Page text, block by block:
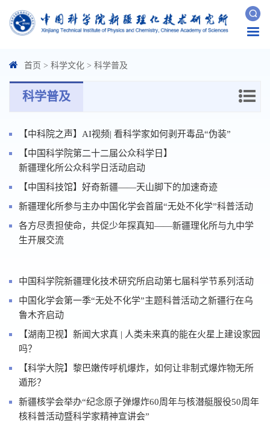
首页 > 科学文化 > 科学普及
科学普及
【中科院之声】AI视频| 看科学家如何剥开毒品“伪装”
【中国科学院第二十二届公众科学日】
新疆理化所公众科学日活动启动
【中国科技馆】好奇新疆——天山脚下的加速奇迹
新疆理化所参与主办中国化学会首届“无处不化学”科普活动
各方尽责担使命，共促少年探真知——新疆理化所与九中学
生开展交流
中国科学院新疆理化技术研究所启动第七届科学节系列活动
中国化学会第一季“无处不化学”主题科普活动之新疆行在乌
鲁木齐启动
【湖南卫视】新闻大求真 | 人类未来真的能在火星上建设家园
吗？
【科学大院】黎巴嫩传呼机爆炸，如何让非制式爆炸物无所
遁形？
新疆核学会举办“纪念原子弹爆炸60周年与核潜艇服役50周年
核科普活动暨科学家精神宣讲会”